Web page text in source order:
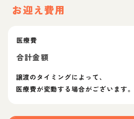
お迎え費用
医療費
合計金額
譲渡のタイミングによって、
医療費が変動する場合がございます。